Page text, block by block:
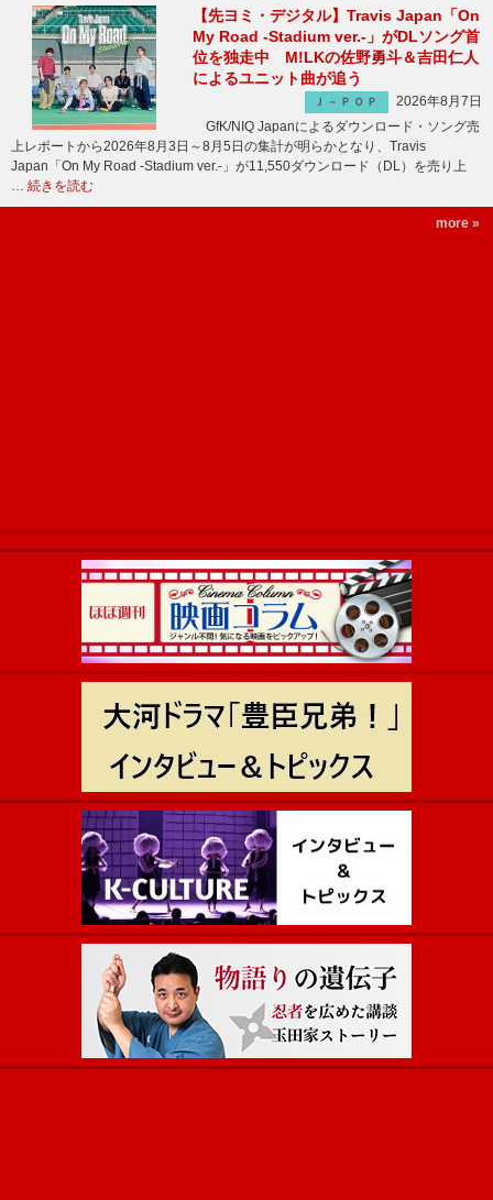
【先ヨミ・デジタル】Travis Japan「On
My Road -Stadium ver.-」がDLソング首
位を独走中 M!LKの佐野勇斗＆吉田仁人
によるユニット曲が追う
Ｊ－ＰＯＰ
2026年8月7日
GfK/NIQ Japanによるダウンロード・ソング売
上レポートから2026年8月3日～8月5日の集計が明らかとなり、Travis
Japan「On My Road -Stadium ver.-」が11,550ダウンロード（DL）を売り上
… 続きを読む
more »